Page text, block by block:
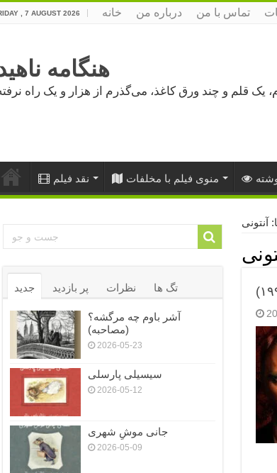
, 7 AUGUST 2026 خانه درباره من تماس با من
هنگامه
نقد فیلم منوی فیلم با مخلفات
آنتونی
جدید پر بازدید نظرات تگ ها
آشر باوم چه مرگشه؟
(مصاحبه)
2026-05-23
سیسیلی پارسلی
2026-05-12
جانی موشِ شهری
2026-05-09